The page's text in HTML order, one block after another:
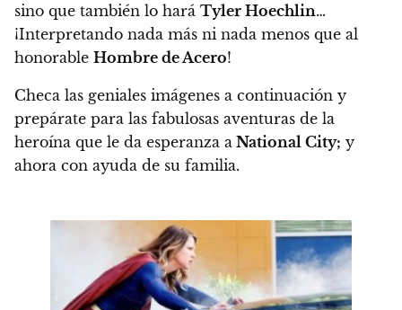
sino que también lo hará Tyler Hoechlin…
¡Interpretando nada más ni nada menos que al
honorable Hombre de Acero!
Checa las geniales imágenes a continuación y
prepárate para las fabulosas aventuras de la
heroína que le da esperanza a National City; y
ahora con ayuda de su familia.